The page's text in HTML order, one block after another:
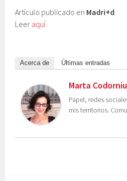
Artículo publicado en Madri+d.
Leer aquí
Acerca de Últimas entradas
Marta Codorniu
Papel, redes
mis territorios.